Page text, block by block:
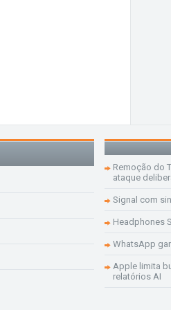
Remoção do
ataque
Signal com
Headphones
WhatsApp
Apple limita
relatórios AI